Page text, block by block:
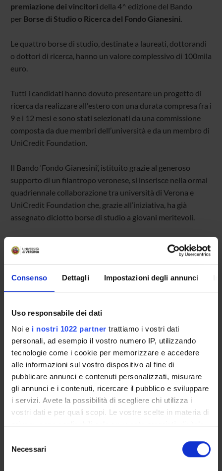
Consenso Dettagli Impostazioni degli annunci
Uso responsabile dei dati
Noi e i nostri 1022 partner trattiamo i vostri dati
personali, ad esempio il vostro numero IP, utilizzando
tecnologie come i cookie per memorizzare e accedere
alle informazioni sul vostro dispositivo al fine di
pubblicare annunci e contenuti personalizzati, misurare
gli annunci e i contenuti, ricercare il pubblico e sviluppare
i servizi. Avete la possibilità di scegliere chi utilizza i
vostri dati e per quali scopi. Le vostre scelte in materia di
privacy sono applicabili solo su questa proprietà digitale
modificare o revocare il proprio consenso in qualsiasi
momento dalla Dichiarazione sui cookie o facendo clic
delNecessari
premiazione dei vincitori della 4^ edizione del Bando
per Borse di Studio o Ricerca del Fondo Gianesini.
Le quattro borse di studio, destinate a laureati, dottorandi
o dottori di ricerca, hanno un valore complessivo di 100mila
euro.
Tutti i candidati hanno dovuto presentare un progetto di
ricerca da realizzare all'estero con una durata compresa fra i
9 e i 12 mesi e sono stati selezionati da una commissione
composta da due membri dell’università e da un membro di
UniCredit Foundation.
Il Bando ‘Fondo Gianesini’, istituito grazie al generoso
supporto di un filantropo veronese, si inserisce nella ormai
quadriennale collaborazione tra università di Verona e
UniCredit Foundation che, grazie all’iniziativa, ha già
assegnato diciotto borse di studio a giovani meritevoli.
ORGANISATION
GOVERNANCE
COMMITTEES